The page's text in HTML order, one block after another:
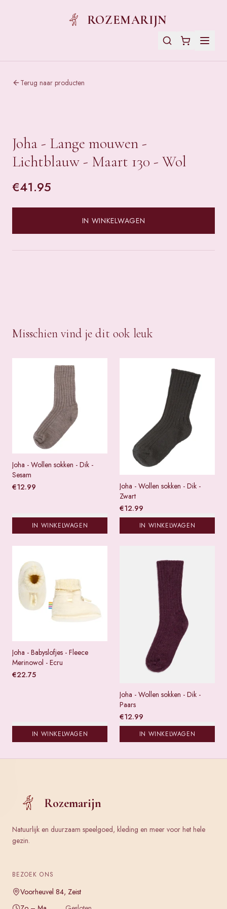
ROZEMARIJN
Terug naar producten
Joha - Lange mouwen -
Lichtblauw - Maart 130 - Wol
€41.95
IN WINKELWAGEN
Misschien vind je dit ook leuk
Joha - Wollen sokken - Dik -
Sesam
€12.99
IN WINKELWAGEN
Joha - Wollen sokken - Dik -
Zwart
€12.99
IN WINKELWAGEN
Joha - Babyslofjes - Fleece
Merinowol - Ecru
€22.75
IN WINKELWAGEN
Joha - Wollen sokken - Dik -
Paars
€12.99
IN WINKELWAGEN
Rozemarijn
Natuurlijk en duurzaam speelgoed, kleding en meer voor het hele
gezin.
BEZOEK ONS
Voorheuvel 84, Zeist